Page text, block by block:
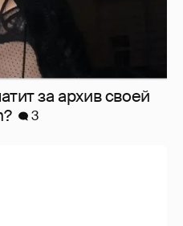
за архив своей
3